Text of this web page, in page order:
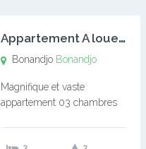
A
ppartement A louer Bonandjo
Bonandjo Bonandjo
Magnifique et vaste
appartement 03 chambres